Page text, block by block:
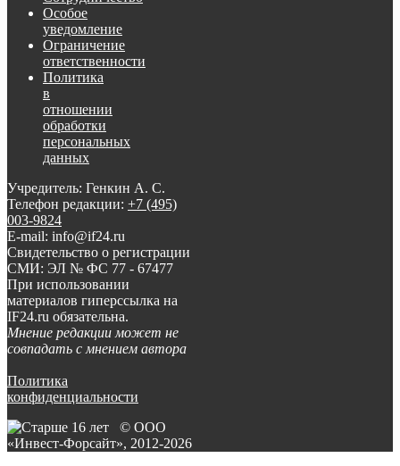
Особое
уведомление
Ограничение
ответственности
Политика
в
отношении
обработки
персональных
данных
Учредитель: Генкин А. С.
Телефон редакции: +7 (495)
003-9824
E-mail: info@if24.ru
Свидетельство о регистрации
СМИ: ЭЛ № ФС 77 - 67477
При использовании
материалов гиперссылка на
IF24.ru обязательна.
Мнение редакции может не
совпадать с мнением автора
Политика
конфиденциальности
© ООО
«Инвест-Форсайт», 2012-2026